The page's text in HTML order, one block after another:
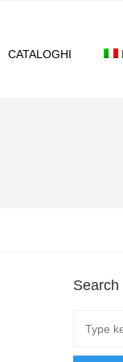
CATALOGHI
Search